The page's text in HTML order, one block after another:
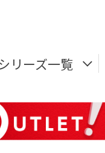
リーズ一覧